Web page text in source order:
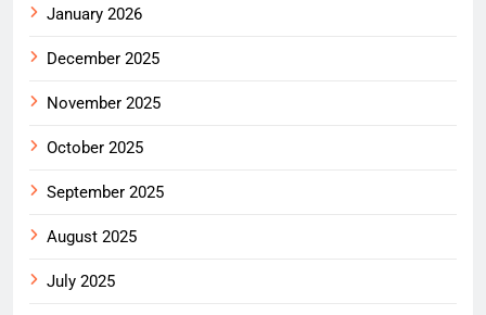
January 2026
December 2025
November 2025
October 2025
September 2025
August 2025
July 2025